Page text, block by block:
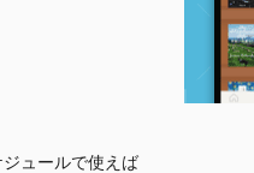
ュールで使えば